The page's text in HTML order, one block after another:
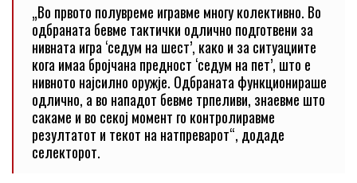
„Во првото полувреме игравме многу колективно. Во
одбраната бевме тактички одлично подготвени за
нивната игра ‘седум на шест’, како и за ситуациите
кога имаа бројчана предност ‘седум на пет’, што е
нивното најсилно оружје. Одбраната функционираше
одлично, а во нападот бевме трпеливи, знаевме што
сакаме и во секој момент го контролиравме
резултатот и текот на натпреварот“, додаде
селекторот.